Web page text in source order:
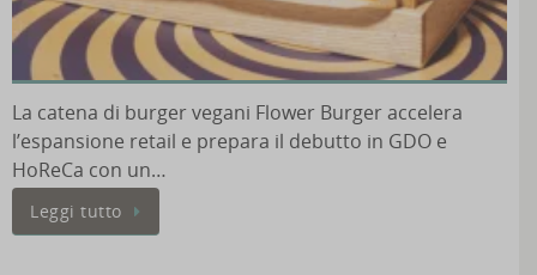
La catena di burger vegani Flower Burger accelera
l’espansione retail e prepara il debutto in GDO e
HoReCa con un…
Leggi tutto